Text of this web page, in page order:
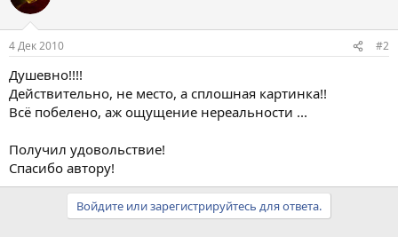
4 Дек 2010 #2
Душевно!!!!
Действительно, не место, а сплошная картинка!!
Всё побелено, аж ощущение нереальности ...
Получил удовольствие!
Спасибо автору!
Войдите или зарегистрируйтесь для ответа.